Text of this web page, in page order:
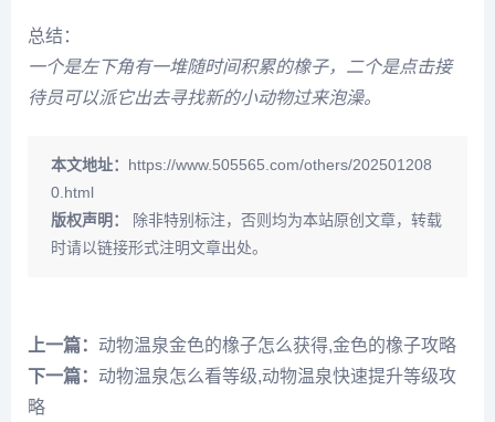
总结：
一个是左下角有一堆随时间积累的橡子，二个是点击接
待员可以派它出去寻找新的小动物过来泡澡。
本文地址： https://www.505565.com/others/202501208
0.html
版权声明：
除非特别标注，否则均为本站原创文章，转载
时请以链接形式注明文章出处。
上一篇： 动物温泉金色的橡子怎么获得,金色的橡子攻略
下一篇： 动物温泉怎么看等级,动物温泉快速提升等级攻
略